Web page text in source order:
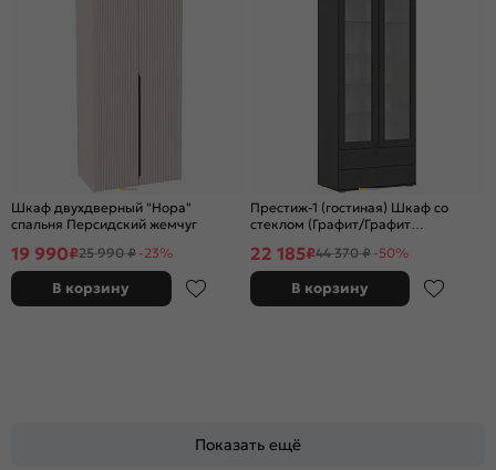
Шкаф двухдверный "Нора"
спальня Персидский жемчуг
19 990₽25 990 ₽ -23%
В корзину
Престиж-1 (гостиная) Шкаф со
стеклом (Графит/Графит
22 185₽44 370 ₽ -50%
В корзину
Показать ещё